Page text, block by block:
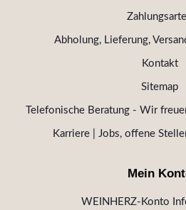
Abholung, Lieferung,
Kontakt
Sitemap
Telefonische Beratung - Wir
Karriere | Jobs, offene
Mein
WEINHERZ-Konto